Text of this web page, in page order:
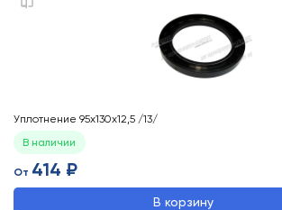
Уплотнение 95х130х12,5 /13/
В наличии
От 414 ₽
В корзину